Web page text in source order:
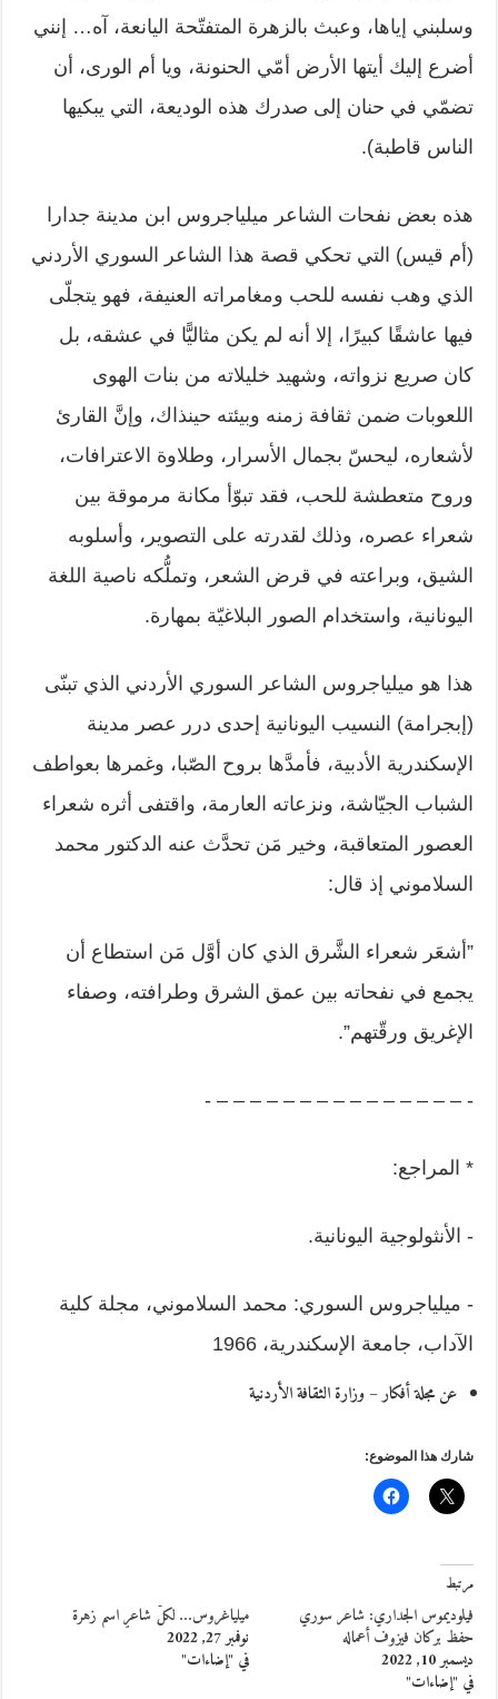
وسلبني إياها، وعبث ‏بالزهرة المتفتّحة اليانعة، آه… إنني
أضرع إليك أيتها الأرض أمّي الحنونة، ويا أم ‏الورى، أن
تضمّي في حنان إلى صدرك هذه الوديعة، التي يبكيها
الناس قاطبة).‏
هذه بعض نفحات الشاعر ميلياجروس ابن مدينة جدارا
(أم قيس) التي تحكي قصة هذا ‏الشاعر السوري الأردني
الذي وهب نفسه للحب ومغامراته العنيفة، فهو يتجلّى
فيها ‏عاشقًا كبيرًا، إلا أنه لم يكن مثاليًّا في عشقه، بل
كان صريع نزواته، وشهيد خليلاته ‏من بنات الهوى
اللعوبات ضمن ثقافة زمنه وبيئته حينذاك، وإنَّ القارئ
لأشعاره، ‏ليحسّ بجمال الأسرار، وطلاوة الاعترافات،
وروح متعطشة للحب، فقد تبوّأ مكانة ‏مرموقة بين
شعراء عصره، وذلك لقدرته على التصوير، وأسلوبه
الشيق، وبراعته ‏في قرض الشعر، وتملُّكه ناصية اللغة
اليونانية، واستخدام الصور البلاغيّة بمهارة.‏
هذا هو ميلياجروس الشاعر السوري الأردني الذي تبنّى
(إبجرامة) النسيب اليونانية ‏إحدى درر عصر مدينة
الإسكندرية الأدبية، فأمدَّها بروح الصّبا، وغمرها بعواطف
‏الشباب الجيّاشة، ونزعاته العارمة، واقتفى أثره شعراء
العصور المتعاقبة، وخير مَن ‏تحدَّث عنه الدكتور محمد
السلاموني إذ قال:‏
‏”أشعَر شعراء الشَّرق الذي كان أوَّل مَن استطاع أن
يجمع في نفحاته بين عمق الشرق ‏وطرافته، وصفاء
الإغريق ورقّتهم”.‏
‏- – – – – – – – – – – – – – – – -‏
‏* المراجع:‏
‏- الأنثولوجية اليونانية. ‏
‏- ميلياجروس السوري: محمد السلاموني، مجلة كلية
الآداب، جامعة الإسكندرية، 1966
عن مجلة أفكار – وزارة الثقافة الأردنية
شارك هذا الموضوع:
مرتبط
فيلوديموس الجداري: شاعر سوري
حفظ بركان فيزوف أعماله
ديسمبر 10, 2022
في "إضاءات"
ميلياغروس… لكلّ شاعرٍ اسم زهرة
نوفمبر 27, 2022
في "إضاءات"